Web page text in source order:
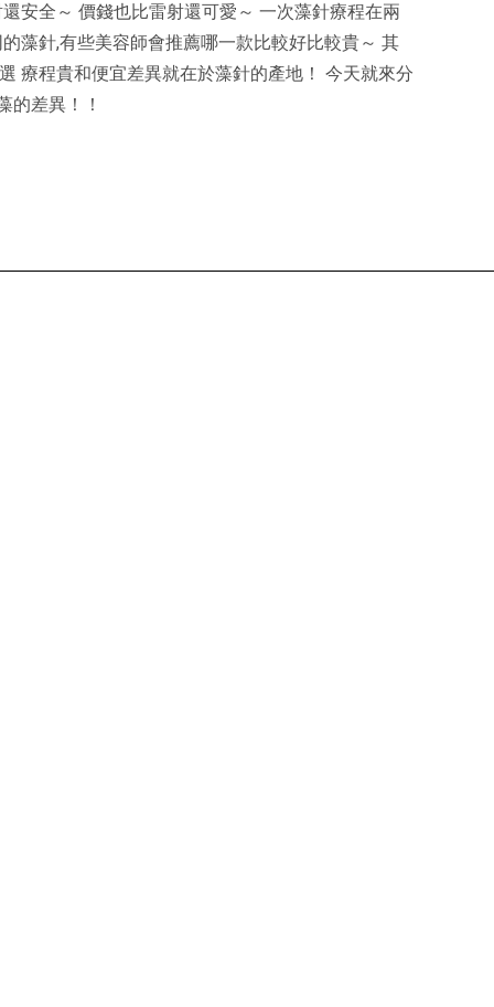
安全～ 價錢也比雷射還可愛～ 一次藻針療程在兩
藻針,有些美容師會推薦哪一款比較好比較貴～ 其
療程貴和便宜差異就在於藻針的產地！ 今天就來分
的差異！！